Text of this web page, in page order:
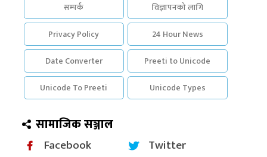
सम्पर्क
विज्ञापनको लागि
Privacy Policy
24 Hour News
Date Converter
Preeti to Unicode
Unicode To Preeti
Unicode Types
सामाजिक सञ्जाल
Facebook Twitter